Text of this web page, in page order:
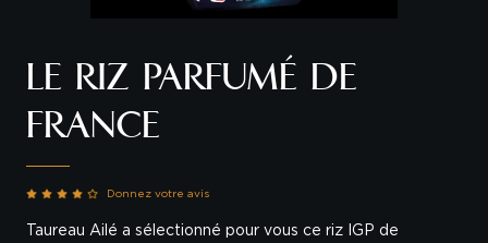
LE RIZ PARFUMÉ DE
FRANCE
Donnez votre avis
Taureau Ailé a sélectionné pour vous ce riz IGP de